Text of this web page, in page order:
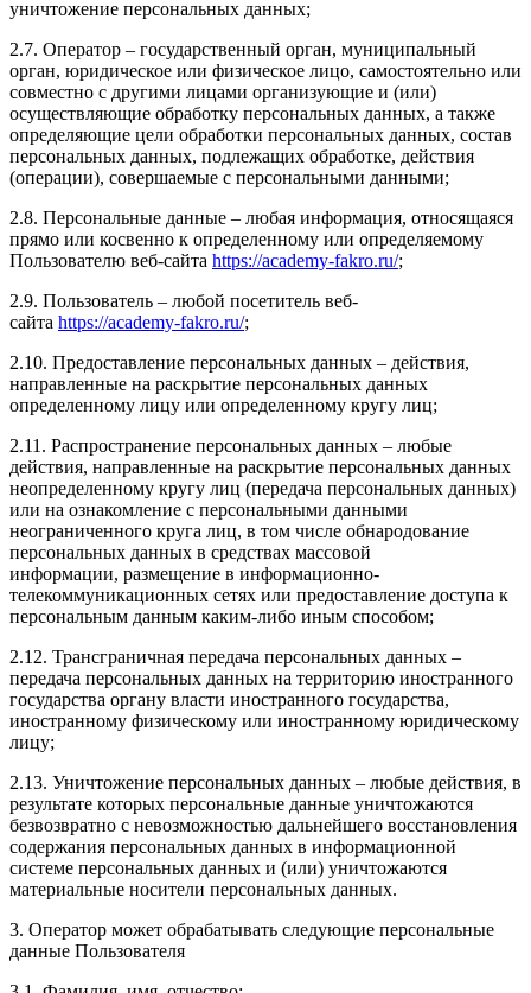
уничтожение персональных данных;
2.7. Оператор – государственный орган, муниципальный
орган, юридическое или физическое лицо, самостоятельно или
совместно с другими лицами организующие и (или)
осуществляющие обработку персональных данных, а также
определяющие цели обработки персональных данных, состав
персональных данных, подлежащих обработке, действия
(операции), совершаемые с персональными данными;
2.8. Персональные данные – любая информация, относящаяся
прямо или косвенно к определенному или определяемому
Пользователю веб-сайта https://academy-fakro.ru/;
2.9. Пользователь – любой посетитель веб-
сайта https://academy-fakro.ru/;
2.10. Предоставление персональных данных – действия,
направленные на раскрытие персональных данных
определенному лицу или определенному кругу лиц;
2.11. Распространение персональных данных – любые
действия, направленные на раскрытие персональных данных
неопределенному кругу лиц (передача персональных данных)
или на ознакомление с персональными данными
неограниченного круга лиц, в том числе обнародование
персональных данных в средствах массовой
информации, размещение в информационно-
телекоммуникационных сетях или предоставление доступа к
персональным данным каким-либо иным способом;
2.12. Трансграничная передача персональных данных –
передача персональных данных на территорию иностранного
государства органу власти иностранного государства,
иностранному физическому или иностранному юридическому
лицу;
2.13. Уничтожение персональных данных – любые действия, в
результате которых персональные данные уничтожаются
безвозвратно с невозможностью дальнейшего восстановления
содержания персональных данных в информационной
системе персональных данных и (или) уничтожаются
материальные носители персональных данных.
3. Оператор может обрабатывать следующие персональные
данные Пользователя